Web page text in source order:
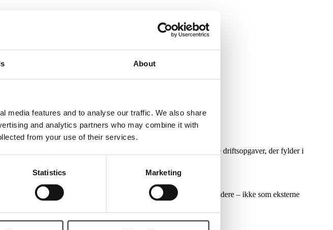
About
media features and to analyse our traffic. We also share
and analytics partners who may combine it with
from your use of their services.
Statistics Marketing
strategisk og operationel jura. Vi hjælper med de juridiske driftsopgaver, der fylder i
jer. Når vi er hos jer, er vi tilgængelige for både ledelse og
medarbejdere – ikke som eksterne